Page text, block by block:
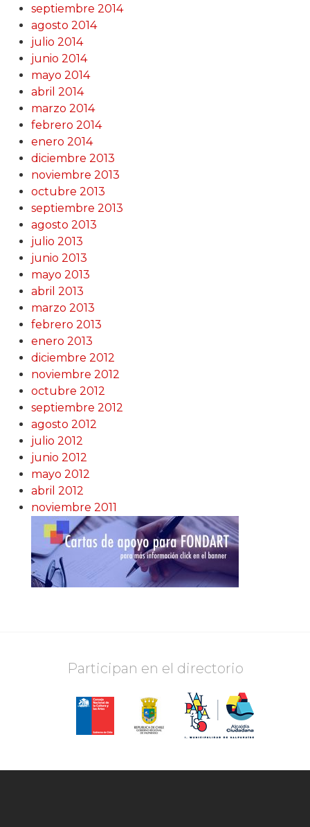
septiembre 2014
agosto 2014
julio 2014
junio 2014
mayo 2014
abril 2014
marzo 2014
febrero 2014
enero 2014
diciembre 2013
noviembre 2013
octubre 2013
septiembre 2013
agosto 2013
julio 2013
junio 2013
mayo 2013
abril 2013
marzo 2013
febrero 2013
enero 2013
diciembre 2012
noviembre 2012
octubre 2012
septiembre 2012
agosto 2012
julio 2012
junio 2012
mayo 2012
abril 2012
noviembre 2011
Participan en el directorio